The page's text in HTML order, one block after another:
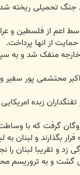
تحمیلی ریخته
اعم از فلسطین و
از انها پرداخت.
منفک شد و به
پور سفیر وقت
تفنگداران زبده
گرفت که با وساطت
سال 1990 درگیر جنگ داخلی بود که با
و تقریبا لبنان را
گشت و به